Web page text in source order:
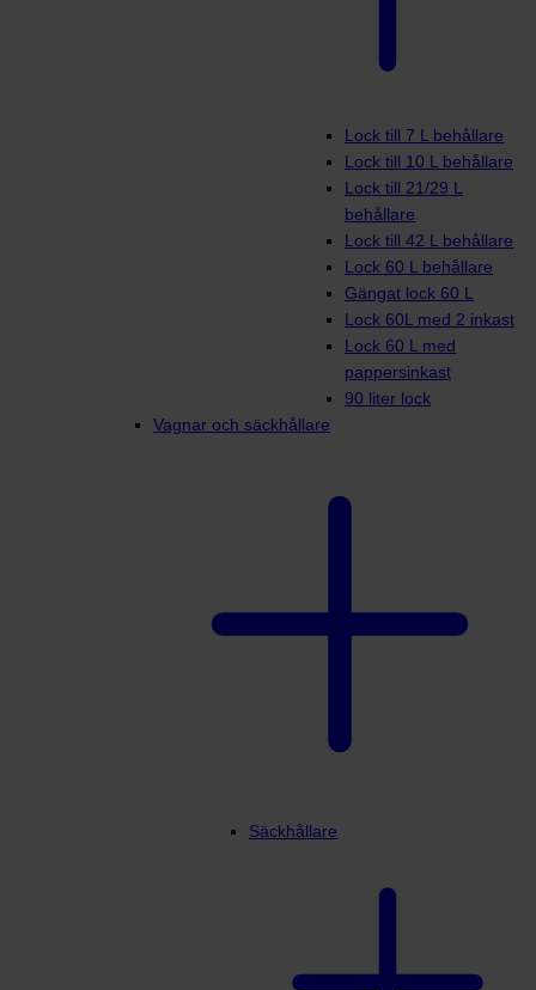
Lock till 7 L behållare
Lock till 10 L behållare
Lock till 21/29 L
behållare
Lock till 42 L behållare
Lock 60 L behållare
Gängat lock 60 L
Lock 60L med 2 inkast
Lock 60 L med
pappersinkast
90 liter lock
Vagnar och säckhållare
Säckhållare